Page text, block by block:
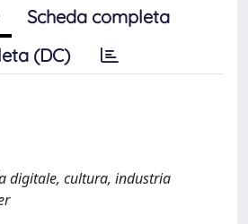
Scheda completa
(DC)
digitale, cultura, industria